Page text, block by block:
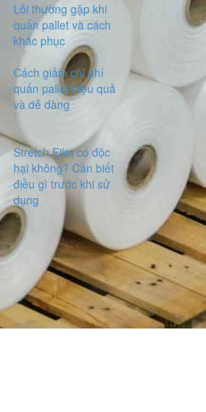
Lỗi thường gặp khi
quấn pallet và cách
khắc phục
Cách giảm chi phí
quấn pallet hiệu quả
và dễ dàng
Stretch Film có độc
hại không? Cần biết
điều gì trước khi sử
dụng